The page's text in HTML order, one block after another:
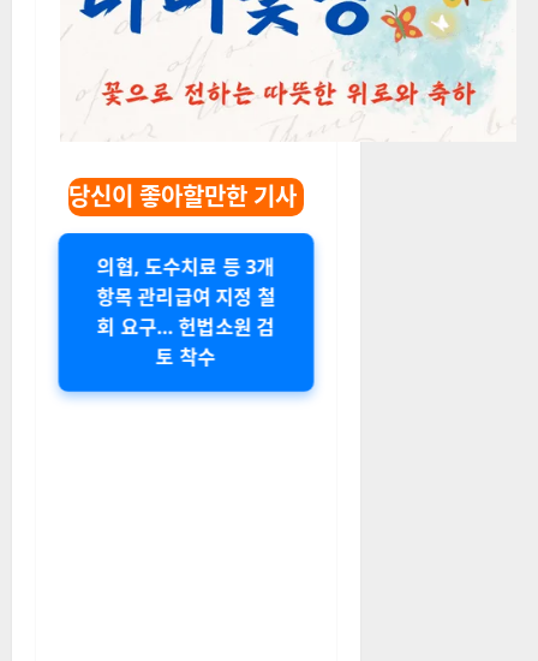
당신이 좋아할만한 기사
의협, 도수치료 등 3개
항목 관리급여 지정 철
회 요구… 헌법소원 검
토 착수